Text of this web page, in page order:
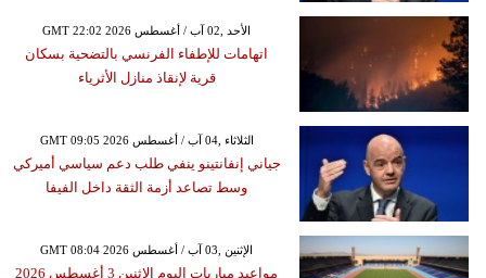
GMT 22:02 2026 الأحد ,02 آب / أغسطس
اتهامات للإطفاء الفرنسي بالتضحية بسكان
قرية لإنقاذ منازل الأثرياء
GMT 09:05 2026 الثلاثاء ,04 آب / أغسطس
جياني إنفانتينو ينفي طلب دعم سياسي أميركي
وسط تصاعد أزمة الثقة داخل الفيفا
GMT 08:04 2026 الإثنين ,03 آب / أغسطس
مواعيد مباريات اليوم الإثنين 3 أغسطس 2026